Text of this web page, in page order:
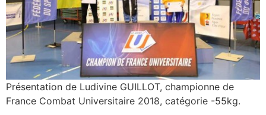
Présentation de Ludivine GUILLOT, championne de
France Combat Universitaire 2018, catégorie -55kg.